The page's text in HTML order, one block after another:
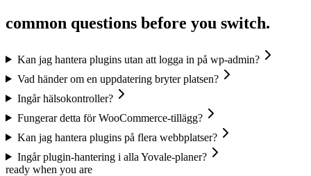
common questions before you switch.
Kan jag hantera plugins utan att logga in på wp-admin?
Vad händer om en uppdatering bryter platsen?
Ingår hälsokontroller?
Fungerar detta för WooCommerce-tillägg?
Kan jag hantera plugins på flera webbplatser?
Ingår plugin-hantering i alla Yovale-planer?
ready when you are